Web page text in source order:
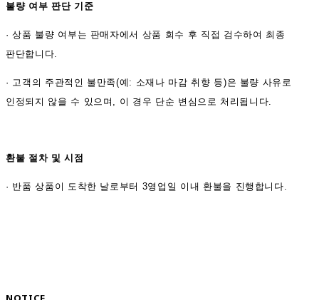
불량 여부 판단 기준
·상품 불량 여부는 판매자에서 상품 회수 후 직접 검수하여 최종
판단합니다.
· 고객의 주관적인 불만족(예: 소재나 마감 취향 등)은 불량 사유로
인정되지 않을 수 있으며, 이 경우 단순 변심으로 처리됩니다.
환불 절차 및 시점
· 반품 상품이 도착한 날로부터 3영업일 이내 환불을 진행합니다.